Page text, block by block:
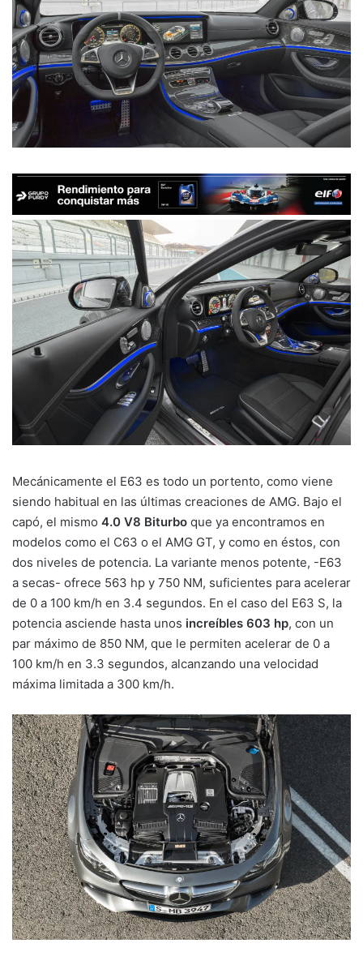
Mecánicamente el E63 es todo un portento, como viene
siendo habitual en las últimas creaciones de AMG. Bajo el
capó, el mismo 4.0 V8 Biturbo que ya encontramos en
modelos como el C63 o el AMG GT, y como en éstos, con
dos niveles de potencia. La variante menos potente, -E63
a secas- ofrece 563 hp y 750 NM, suficientes para acelerar
de 0 a 100 km/h en 3.4 segundos. En el caso del E63 S, la
potencia asciende hasta unos increíbles 603 hp, con un
par máximo de 850 NM, que le permiten acelerar de 0 a
100 km/h en 3.3 segundos, alcanzando una velocidad
máxima limitada a 300 km/h.